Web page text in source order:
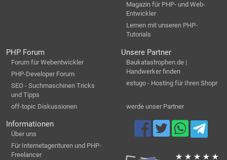
Magazin für PHP- und Web-
Entwickler
Lernen mit unseren PHP-
Tutorials
PHP Forum
Forum für Webentwickler
PHP-Developer Forum
SEO - Suchmaschinen Tricks
und Tipps
off-topic Diskussionen
Unsere Partner
Baukatastrophen.de |
Handwerker finden
estugo - Hosting für Ihren Shopr
werde unser Partner
Informationen
Über uns
Für Internetagenturen und PHP-
Freelancer